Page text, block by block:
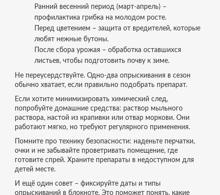
Ранний весенний период (март‑апрель) –
профилактика грибка на молодом росте.
Перед цветением – защита от вредителей, которые
любят нежные бутоны.
После сбора урожая – обработка оставшихся
листьев, чтобы подготовить почву к зиме.
Не переусердствуйте. Одно‑два опрыскивания в сезон
обычно хватает, если правильно подобрать препарат.
Если хотите минимизировать химический след,
попробуйте домашние средства: раствор мыльного
раствора, настой из крапивки или отвар моркови. Они
работают мягко, но требуют регулярного применения.
Помните про технику безопасности: наденьте перчатки,
очки и не забывайте проветривать помещение, где
готовите спрей. Храните препараты в недоступном для
детей месте.
И ещё один совет – фиксируйте даты и типы
опрыскиваний в блокноте. Это поможет понять, какие